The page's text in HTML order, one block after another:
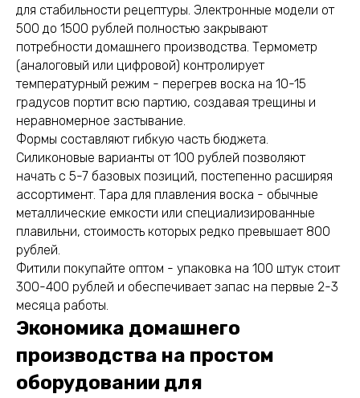
для стабильности рецептуры. Электронные модели от
500 до 1500 рублей полностью закрывают
потребности домашнего производства. Термометр
(аналоговый или цифровой) контролирует
температурный режим - перегрев воска на 10-15
градусов портит всю партию, создавая трещины и
неравномерное застывание.
Формы составляют гибкую часть бюджета.
Силиконовые варианты от 100 рублей позволяют
начать с 5-7 базовых позиций, постепенно расширяя
ассортимент. Тара для плавления воска - обычные
металлические емкости или специализированные
плавильни, стоимость которых редко превышает 800
рублей.
Фитили покупайте оптом - упаковка на 100 штук стоит
300-400 рублей и обеспечивает запас на первые 2-3
месяца работы.
Экономика домашнего
производства на простом
оборудовании для